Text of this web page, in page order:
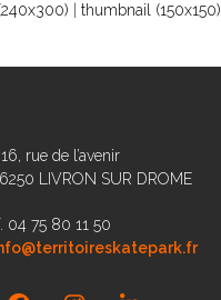
|thumbnail (150x150)
rue de l’avenir
LIVRON SUR DROME
04 75 80 11 50